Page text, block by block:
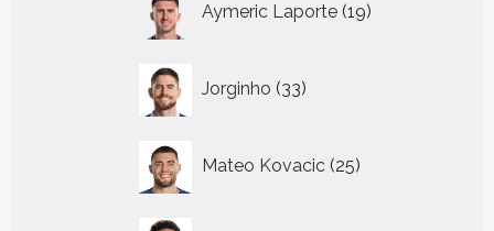
Aymeric Laporte 19
producten
Jorginho 33
producten
Mateo Kovacic 25
producten